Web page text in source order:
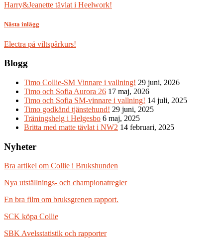
Harry&Jeanette tävlat i Heelwork!
Nästa inlägg
Electra på viltspårkurs!
Blogg
Timo Collie-SM Vinnare i vallning! 29 juni, 2026
Timo och Sofia Aurora 26 17 maj, 2026
Timo och Sofia SM-vinnare i vallning! 14 juli, 2025
Timo godkänd tjänstehund! 29 juni, 2025
Träningshelg i Helgesbo 6 maj, 2025
Britta med matte tävlat i NW2 14 februari, 2025
Nyheter
Bra artikel om Collie i Brukshunden
Nya utställnings- och championatregler
En bra film om bruksgrenen rapport.
SCK köpa Collie
SBK Avelsstatistik och rapporter